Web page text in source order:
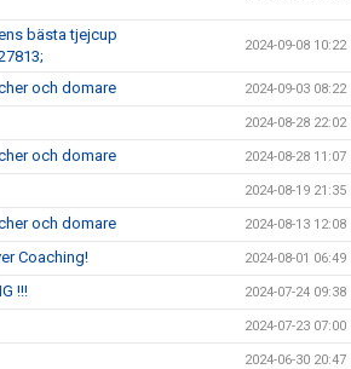
bästa tjejcup
2024-09-08 10:22
och domare 2024-09-03 08:22
2024-08-28 22:02
och domare 2024-08-28 11:07
2024-08-19 21:35
och domare 2024-08-13 12:08
Coaching! 2024-08-01 06:49
!!! 2024-07-24 09:38
2024-07-23 07:00
2024-06-30 20:47